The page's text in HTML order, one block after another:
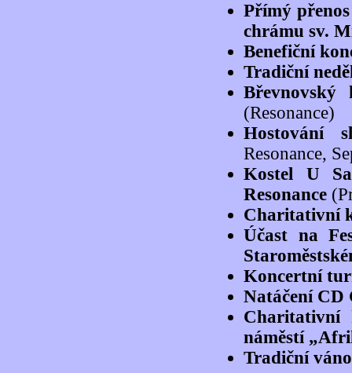
Přímý
chrámu sv.
Benefiční
Tradiční
(Resonance)
Hostování
Resonance,
Kostel U
Resonance
Charitativní
Účast na
Koncertní
Natáčení CD
Charitativní
náměstí
Tradiční